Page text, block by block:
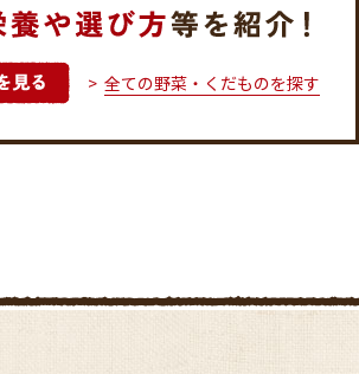
全ての野菜・くだものを探す